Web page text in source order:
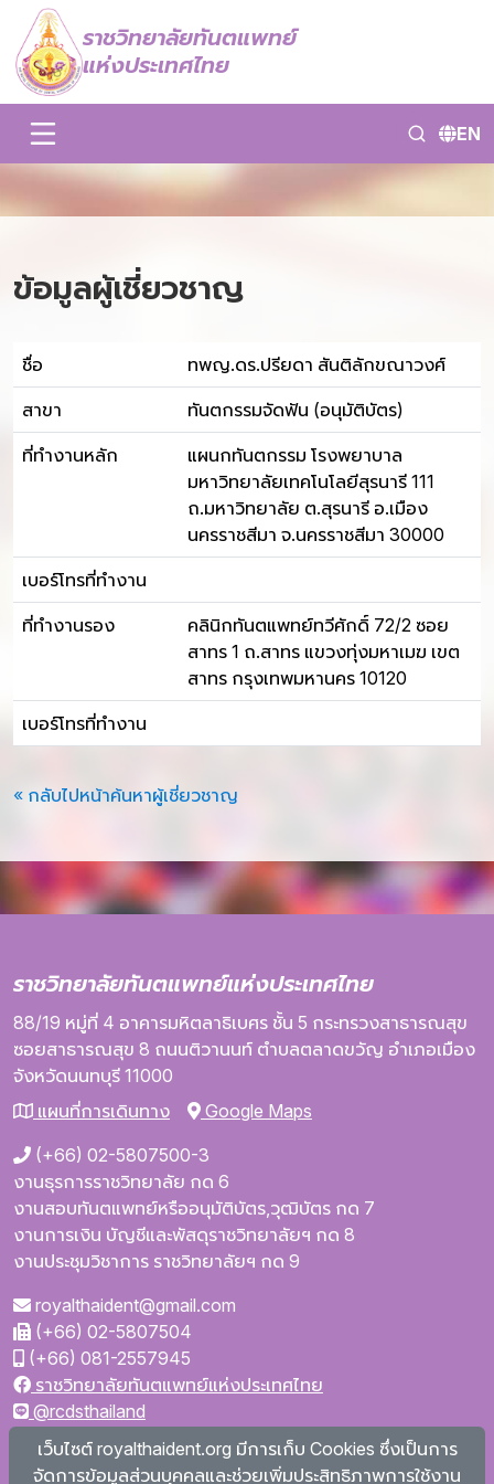
ราชวิทยาลัยทันตแพทย์
แห่งประเทศไทย
EN
ข้อมูลผู้เชี่ยวชาญ
ชื่อ ทพญ.ดร.ปรียดา สันติลักขณาวงศ์
สาขา ทันตกรรมจัดฟัน (อนุมัติบัตร)
ที่ทำงานหลัก
แผนกทันตกรรม โรงพยาบาล
มหาวิทยาลัยเทคโนโลยีสุรนารี 111
ถ.มหาวิทยาลัย ต.สุรนารี อ.เมือง
นครราชสีมา จ.นครราชสีมา 30000
เบอร์โทรที่ทำงาน
ที่ทำงานรอง
คลินิกทันตแพทย์ทวีศักดิ์ 72/2 ซอย
สาทร 1 ถ.สาทร แขวงทุ่งมหาเมฆ เขต
สาทร กรุงเทพมหานคร 10120
เบอร์โทรที่ทำงาน
« กลับไปหน้าค้นหาผู้เชี่ยวชาญ
ราชวิทยาลัยทันตแพทย์แห่งประเทศไทย
88/19 หมู่ที่ 4 อาคารมหิตลาธิเบศร ชั้น 5 กระทรวงสาธารณสุข
ซอยสาธารณสุข 8 ถนนติวานนท์ ตำบลตลาดขวัญ อำเภอเมือง
จังหวัดนนทบุรี 11000
แผนที่การเดินทาง
Google Maps
(+66) 02-5807500-3
งานธุรการราชวิทยาลัย กด 6
งานสอบทันตแพทย์หรืออนุมัติบัตร,วุฒิบัตร กด 7
งานการเงิน บัญชีและพัสดุราชวิทยาลัยฯ กด 8
งานประชุมวิชาการ ราชวิทยาลัยฯ กด 9
royalthaident@gmail.com
(+66) 02-5807504
(+66) 081-2557945
ราชวิทยาลัยทันตแพทย์แห่งประเทศไทย
@rcdsthailand
royalthaident
@royalthaident
เว็บไซต์ royalthaident.org มีการเก็บ Cookies ซึ่งเป็นการ
จัดการข้อมูลส่วนบุคคลและช่วยเพิ่มประสิทธิภาพการใช้งาน